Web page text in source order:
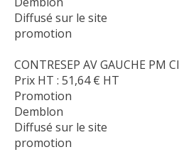
Diffusé sur le site
promotion
CONTRESEP AV GAUCHE PM CI
Prix HT : 51,64€ HT
Promotion
Demblon
Diffusé sur le site
promotion